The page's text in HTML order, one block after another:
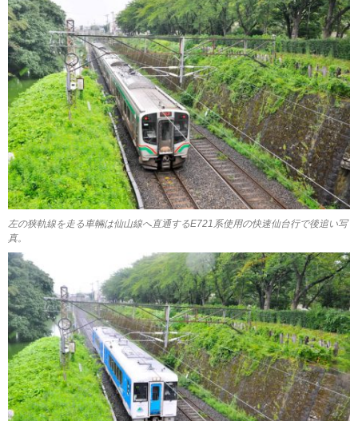
左の狭軌線を走る車輛は仙山線へ直通するE721系使用の快速仙台行で後追い写
真。